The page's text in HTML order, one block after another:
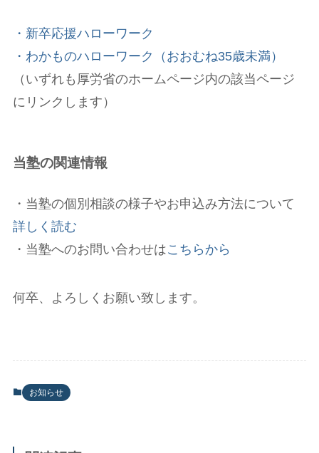
・新卒応援ハローワーク
・わかものハローワーク（おおむね35歳未満）
（いずれも厚労省のホームページ内の該当ページ
にリンクします）
当塾の関連情報
・当塾の個別相談の様子やお申込み方法について
詳しく読む
・当塾へのお問い合わせはこちらから
何卒、よろしくお願い致します。
お知らせ